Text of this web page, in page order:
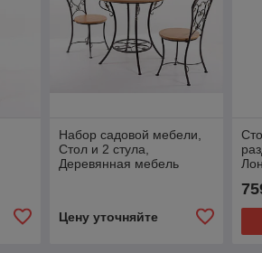
Набор садовой мебели,
Стол и 2 стула,
Деревянная мебель
Цену уточняйте